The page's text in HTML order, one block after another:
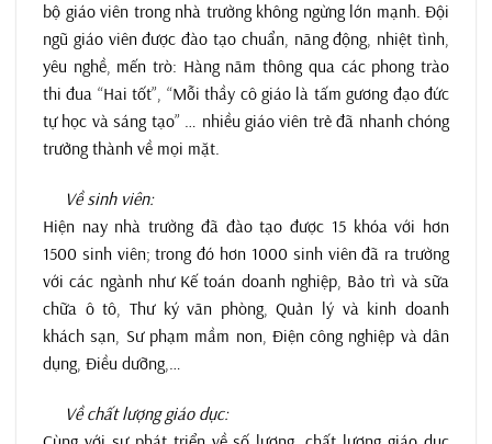
bộ giáo viên trong nhà trường không ngừng lớn mạnh. Đội
ngũ giáo viên được đào tạo chuẩn, năng động, nhiệt tình,
yêu nghề, mến trò: Hàng năm thông qua các phong trào
thi đua “Hai tốt”, “Mỗi thầy cô giáo là tấm gương đạo đức
tự học và sáng tạo” … nhiều giáo viên trẻ đã nhanh chóng
trưởng thành về mọi mặt.
Về sinh viên:
Hiện nay nhà trường đã đào tạo được 15 khóa với hơn
1500 sinh viên; trong đó hơn 1000 sinh viên đã ra trường
với các ngành như Kế toán doanh nghiệp, Bảo trì và sữa
chữa ô tô, Thư ký văn phòng, Quản lý và kinh doanh
khách sạn, Sư phạm mầm non, Điện công nghiệp và dân
dụng, Điều dưỡng,…
Về chất lượng giáo dục: